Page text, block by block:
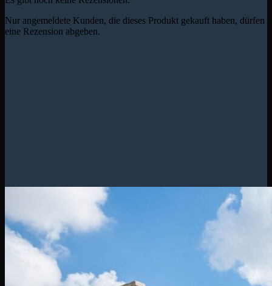
Nur angemeldete Kunden, die dieses Produkt gekauft haben, dürfen
eine Rezension abgeben.